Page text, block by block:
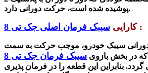
پوشیده شده است، حرکت دورانی دارد.
کارایی سیبک فرمان اصلی جک تی 8 :
سیبک خودرو، موجب حرکت به سمت
که در بخش بازوی سیبک فرمان جک تی 8
بنابراین این قطعه را در فرمان پذیری